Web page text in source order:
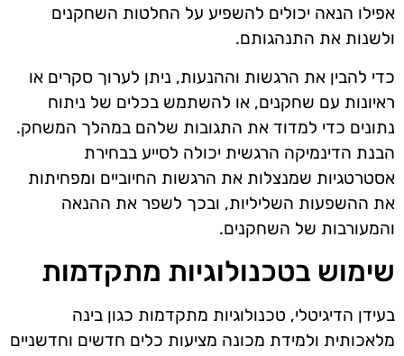
אפילו הנאה יכולים להשפיע על החלטות השחקנים
ולשנות את התנהגותם.
כדי להבין את הרגשות וההנעות, ניתן לערוך סקרים או
ראיונות עם שחקנים, או להשתמש בכלים של ניתוח
נתונים כדי למדוד את התגובות שלהם במהלך המשחק.
הבנת הדינמיקה הרגשית יכולה לסייע בבחירת
אסטרטגיות שמנצלות את הרגשות החיוביים ומפחיתות
את ההשפעות השליליות, ובכך לשפר את ההנאה
והמעורבות של השחקנים.
שימוש בטכנולוגיות מתקדמות
בעידן הדיגיטלי, טכנולוגיות מתקדמות כגון בינה
מלאכותית ולמידת מכונה מציעות כלים חדשים וחדשניים